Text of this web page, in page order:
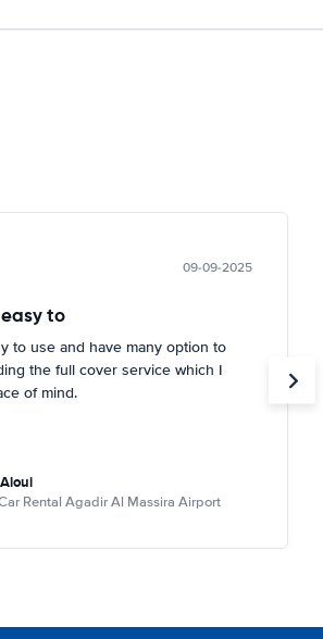
09-09-2025
to
to use and have many option to
the full cover service which I
of mind.
Rental Agadir Al Massira Airport